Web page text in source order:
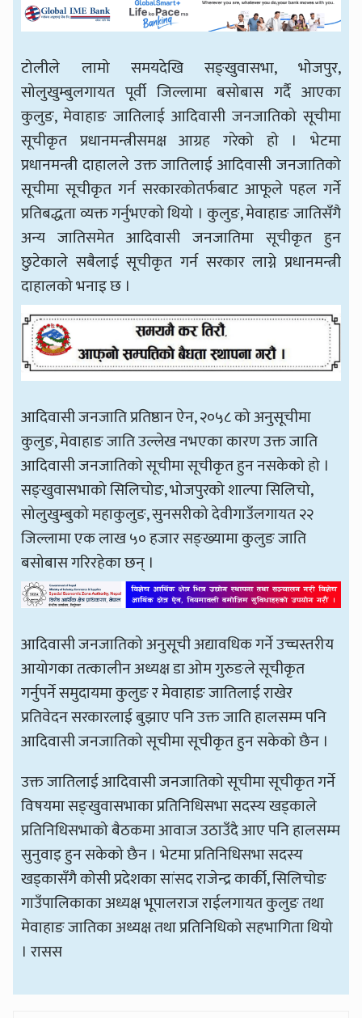
टोलीले लामो समयदेखि सङ्खुवासभा, भोजपुर,
सोलुखुम्बुलगायत पूर्वी जिल्लामा बसोबास गर्दै आएका
कुलुङ, मेवाहाङ जातिलाई आदिवासी जनजातिको सूचीमा
सूचीकृत प्रधानमन्त्रीसमक्ष आग्रह गरेको हो । भेटमा
प्रधानमन्त्री दाहालले उक्त जातिलाई आदिवासी जनजातिको
सूचीमा सूचीकृत गर्न सरकारकोतर्फबाट आफूले पहल गर्ने
प्रतिबद्धता व्यक्त गर्नुभएको थियो । कुलुङ, मेवाहाङ जातिसँगै
अन्य जातिसमेत आदिवासी जनजातिमा सूचीकृत हुन
छुटेकाले सबैलाई सूचीकृत गर्न सरकार लाग्ने प्रधानमन्त्री
दाहालको भनाइ छ ।
आदिवासी जनजाति प्रतिष्ठान ऐन, २०५८ को अनुसूचीमा
कुलुङ, मेवाहाङ जाति उल्लेख नभएका कारण उक्त जाति
आदिवासी जनजातिको सूचीमा सूचीकृत हुन नसकेको हो ।
सङ्खुवासभाको सिलिचोङ, भोजपुरको शाल्पा सिलिचो,
सोलुखुम्बुको महाकुलुङ, सुनसरीको देवीगाउँलगायत २२
जिल्लामा एक लाख ५० हजार सङ्ख्यामा कुलुङ जाति
बसोबास गरिरहेका छन् ।
आदिवासी जनजातिको अनुसूची अद्यावधिक गर्ने उच्चस्तरीय
आयोगका तत्कालीन अध्यक्ष डा ओम गुरुङले सूचीकृत
गर्नुपर्ने समुदायमा कुलुङ र मेवाहाङ जातिलाई राखेर
प्रतिवेदन सरकारलाई बुझाए पनि उक्त जाति हालसम्म पनि
आदिवासी जनजातिको सूचीमा सूचीकृत हुन सकेको छैन ।
उक्त जातिलाई आदिवासी जनजातिको सूचीमा सूचीकृत गर्ने
विषयमा सङ्खुवासभाका प्रतिनिधिसभा सदस्य खड्काले
प्रतिनिधिसभाको बैठकमा आवाज उठाउँदै आए पनि हालसम्म
सुनुवाइ हुन सकेको छैन । भेटमा प्रतिनिधिसभा सदस्य
खड्कासँगै कोसी प्रदेशका सांसद राजेन्द्र कार्की, सिलिचोङ
गाउँपालिकाका अध्यक्ष भूपालराज राईलगायत कुलुङ तथा
मेवाहाङ जातिका अध्यक्ष तथा प्रतिनिधिको सहभागिता थियो
। रासस